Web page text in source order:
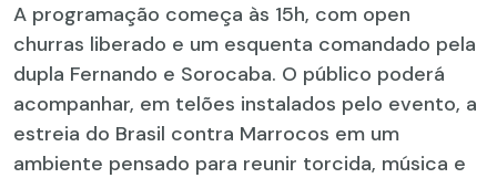
A programação começa às 15h, com open
churras liberado e um esquenta comandado pela
dupla Fernando e Sorocaba. O público poderá
acompanhar, em telões instalados pelo evento, a
estreia do Brasil contra Marrocos em um
ambiente pensado para reunir torcida, música e